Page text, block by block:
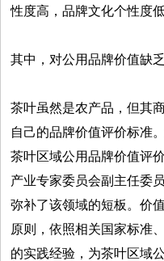
性度高，品牌文化个性
其中，对公用品牌价值缺
茶叶虽然是农产品，但其
自己的品牌价值评价标准
茶叶区域公用品牌价值评
产业专家委员会副主任委
弥补了该领域的短板。价
原则，依照相关国家标准
的实践经验，为茶叶区域